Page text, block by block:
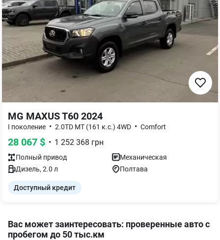
MG MAXUS T60 2024
I поколение • 2.0TD MT (161 к.с.) 4WD • Comfort
28 067 $ • 1 252 368 грн
Полный привод
Механическая
Дизель, 2.0 л Полтава
Доступный кредит
Вас может заинтересовать: проверенные авто с
пробегом до 50 тыс.км